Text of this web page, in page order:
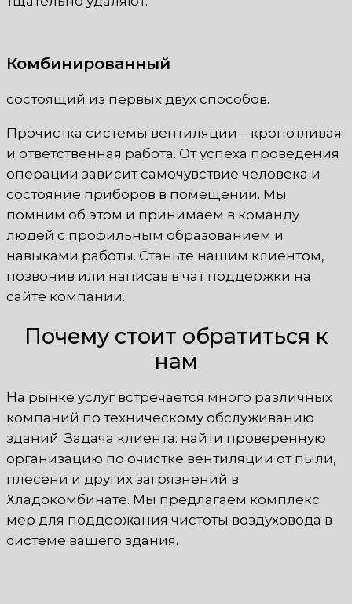
Комбинированный
состоящий из первых двух способов.
Прочистка системы вентиляции – кропотливая
и ответственная работа. От успеха проведения
операции зависит самочувствие человека и
состояние приборов в помещении. Мы
помним об этом и принимаем в команду
людей с профильным образованием и
навыками работы. Станьте нашим клиентом,
позвонив или написав в чат поддержки на
сайте компании.
Почему стоит обратиться к
нам
На рынке услуг встречается много различных
компаний по техническому обслуживанию
зданий. Задача клиента: найти проверенную
организацию по очистке вентиляции от пыли,
плесени и других загрязнений в
Хладокомбинате. Мы предлагаем комплекс
мер для поддержания чистоты воздуховода в
системе вашего здания.